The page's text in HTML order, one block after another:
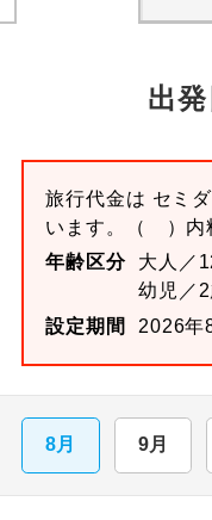
出
旅行代金は セミ
います。
（ ）内
年齢区分
大人／
幼児／
設定期間
2026年
8月 9月